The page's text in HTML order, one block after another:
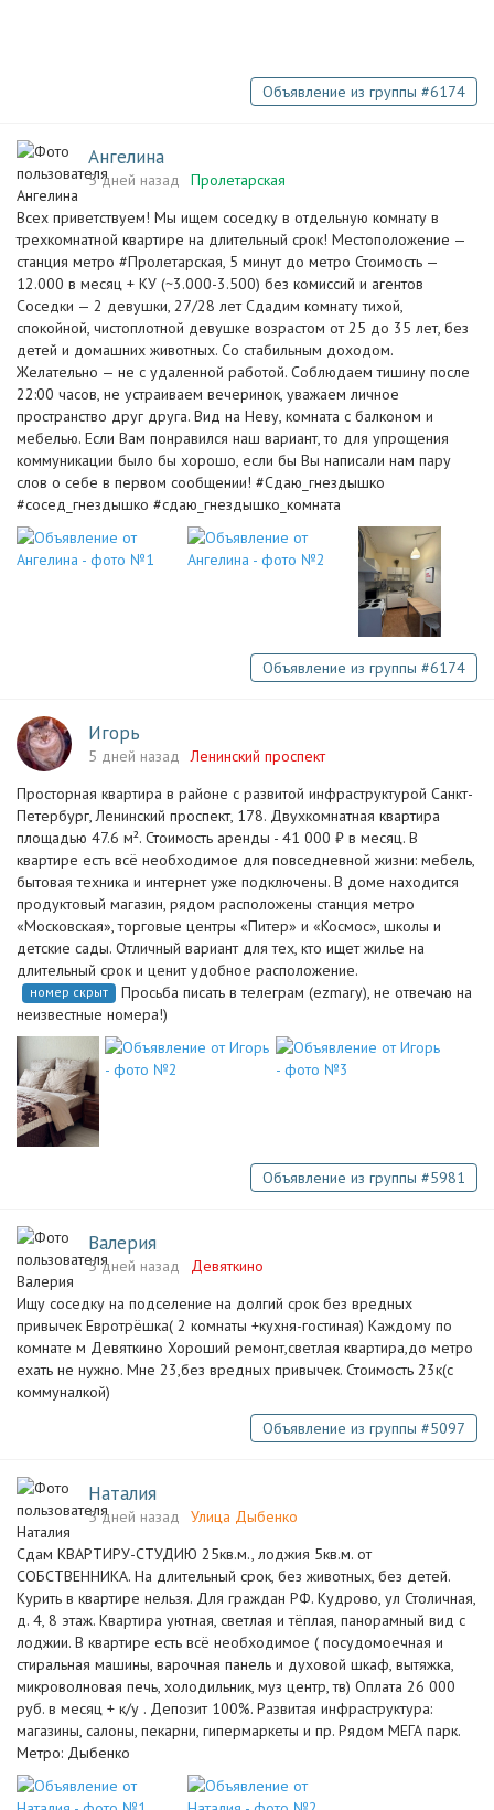
Объявление из группы #6174
Ангелина
5 дней назад
Пролетарская
Всех приветствуем! Мы ищем соседку в отдельную комнату в
трехкомнатной квартире на длительный срок! Местоположение —
станция метро #Пролетарская, 5 минут до метро Стоимость —
12.000 в месяц + КУ (~3.000-3.500) без комиссий и агентов
Соседки — 2 девушки, 27/28 лет Сдадим комнату тихой,
спокойной, чистоплотной девушке возрастом от 25 до 35 лет, без
детей и домашних животных. Со стабильным доходом.
Желательно — не с удаленной работой. Соблюдаем тишину после
22:00 часов, не устраиваем вечеринок, уважаем личное
пространство друг друга. Вид на Неву, комната с балконом и
мебелью. Если Вам понравился наш вариант, то для упрощения
коммуникации было бы хорошо, если бы Вы написали нам пару
слов о себе в первом сообщении! #Сдаю_гнездышко
#сосед_гнездышко #сдаю_гнездышко_комната
Объявление из группы #6174
Игорь
5 дней назад
Ленинский проспект
Просторная квартира в районе с развитой инфраструктурой Санкт-
Петербург, Ленинский проспект, 178. Двухкомнатная квартира
площадью 47.6 м². Стоимость аренды - 41 000 ₽ в месяц. В
квартире есть всё необходимое для повседневной жизни: мебель,
бытовая техника и интернет уже подключены. В доме находится
продуктовый магазин, рядом расположены станция метро
«Московская», торговые центры «Питер» и «Космос», школы и
детские сады. Отличный вариант для тех, кто ищет жилье на
длительный срок и ценит удобное расположение.
номер скрыт
Просьба писать в телеграм (ezmary), не отвечаю на
неизвестные номера!)
Объявление из группы #5981
Валерия
5 дней назад
Девяткино
Ищу соседку на подселение на долгий срок без вредных
привычек Евротрёшка( 2 комнаты +кухня-гостиная) Каждому по
комнате м Девяткино Хороший ремонт,светлая квартира,до метро
ехать не нужно. Мне 23,без вредных привычек. Стоимость 23к(с
коммуналкой)
Объявление из группы #5097
Наталия
5 дней назад
Улица Дыбенко
Сдам КВАРТИРУ-СТУДИЮ 25кв.м., лоджия 5кв.м. от
СОБСТВЕННИКА. На длительный срок, без животных, без детей.
Курить в квартире нельзя. Для граждан РФ. Кудрово, ул Столичная,
д. 4, 8 этаж. Квартира уютная, светлая и тёплая, панорамный вид с
лоджии. В квартире есть всё необходимое ( посудомоечная и
стиральная машины, варочная панель и духовой шкаф, вытяжка,
микроволновая печь, холодильник, муз центр, тв) Оплата 26 000
руб. в месяц + к/у . Депозит 100%. Развитая инфраструктура:
магазины, салоны, пекарни, гипермаркеты и пр. Рядом МЕГА парк.
Метро: Дыбенко